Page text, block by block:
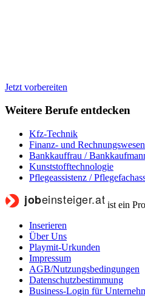
Jetzt vorbereiten
Weitere Berufe entdecken
Kfz-Technik
Finanz- und
Bankkauffrau /
Kunststofftechnologie
Pflegeassistenz /
ist ein
Inserieren
Über Uns
Playmit-Urkunden
Impressum
AGB/Nutzungsbedingungen
Datenschutzbestimmung
Business-Login für